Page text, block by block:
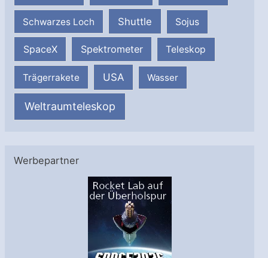
Schwarzes Loch Shuttle Sojus
SpaceX Spektrometer Teleskop
Trägerrakete USA Wasser
Weltraumteleskop
Werbepartner